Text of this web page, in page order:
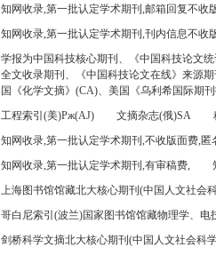
知网收录,第一批认定学术期刊,邮箱回复不收
知网收录,第一批认定学术期刊,刊内信息不收
学报为中国科技核心期刊、《中国科技论文
全文收录期刊、《中国科技论文在线》来源
国《化学文摘》(CA)、美国《乌利希国际期
工程索引(美)Pж(AJ)
文摘杂志(俄)SA
知网收录,第一批认定学术期刊,不收版面费,匿
知网收录,第一批认定学术期刊,有审稿费,
上海图书馆馆藏北大核心期刊(中国人文社会
哥白尼索引(波兰)国家图书馆馆藏物理学、
剑桥科学文摘北大核心期刊(中国人文社会科